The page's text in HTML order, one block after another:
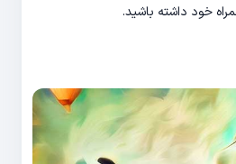
خود داشته باشید.